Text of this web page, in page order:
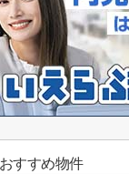
おすすめ物件